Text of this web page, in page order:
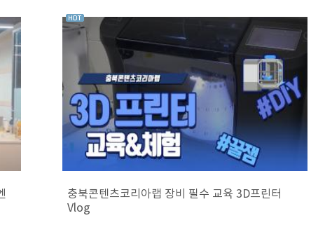
충북콘텐츠코리아랩 장비 필수 교육 3D프린터
Vlog